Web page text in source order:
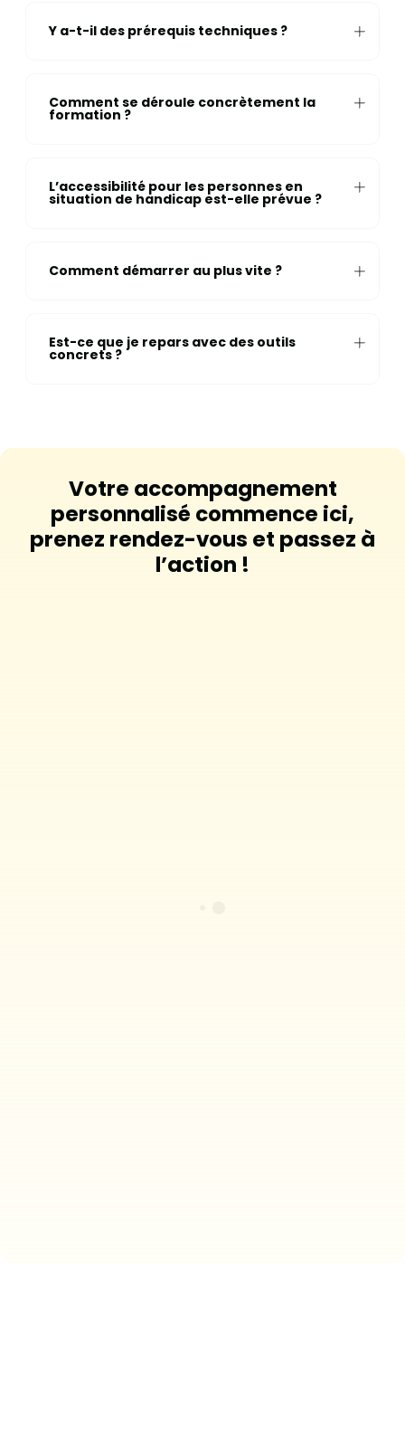
Votre accompagnement
personnalisé commence ici,
prenez rendez-vous et passez à
l’action !
Y a-t-il des prérequis techniques ?
Comment se déroule concrètement la
formation ?
L’accessibilité pour les personnes en
situation de handicap est-elle prévue ?
Comment démarrer au plus vite ?
Est-ce que je repars avec des outils
concrets ?